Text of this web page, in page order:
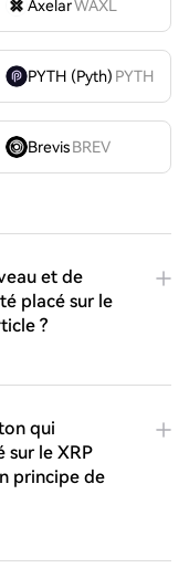
AxelarWAXL
PYTH (Pyth) PYTH
Brevis BREV
et de
placé sur le
?
qui
sur le XRP
principe de